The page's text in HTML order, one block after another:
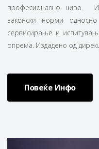
професионално ниво.
законски норми
сервисирање и
опрема. Издадено од
Повеќе Инфо